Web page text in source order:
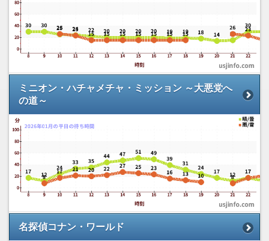
ミニオン・ハチャメチャ・ミッション ～大悪党へ
の道～
名探偵コナン・ワールド